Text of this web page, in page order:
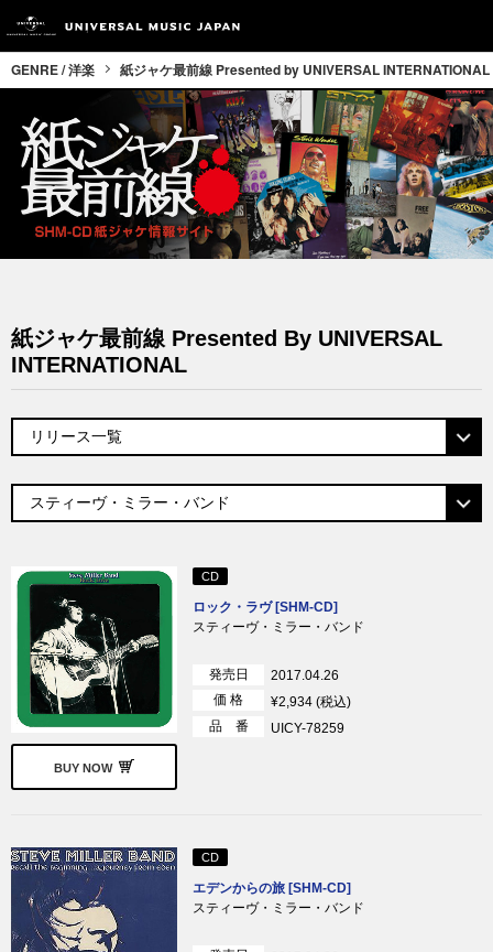
GENRE / 洋楽 紙ジャケ最前線 Presented by UNIVERSAL INTERNATIONAL
紙ジャケ最前線 Presented By UNIVERSAL
INTERNATIONAL
BUY NOW
CD
ロック・ラヴ [SHM-CD]
スティーヴ・ミラー・バンド
発売日
2017.04.26
価 格
¥2,934 (税込)
品 番
UICY-78259
CD
エデンからの旅 [SHM-CD]
スティーヴ・ミラー・バンド